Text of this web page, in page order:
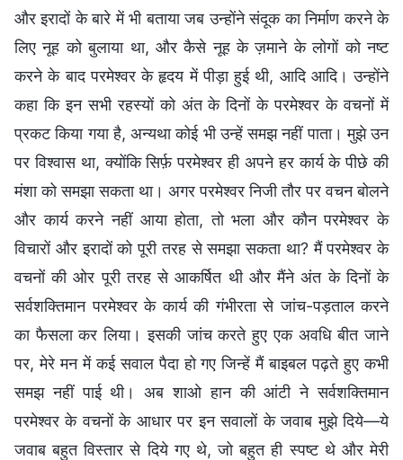
और इरादों के बारे में भी बताया जब उन्होंने संदूक का निर्माण करने के
लिए नूह को बुलाया था, और कैसे नूह के ज़माने के लोगों को नष्ट
करने के बाद परमेश्वर के हृदय में पीड़ा हुई थी, आदि आदि। उन्होंने
कहा कि इन सभी रहस्यों को अंत के दिनों के परमेश्वर के वचनों में
प्रकट किया गया है, अन्यथा कोई भी उन्हें समझ नहीं पाता। मुझे उन
पर विश्वास था, क्योंकि सिर्फ़ परमेश्वर ही अपने हर कार्य के पीछे की
मंशा को समझा सकता था। अगर परमेश्वर निजी तौर पर वचन बोलने
और कार्य करने नहीं आया होता, तो भला और कौन परमेश्वर के
विचारों और इरादों को पूरी तरह से समझा सकता था? मैं परमेश्वर के
वचनों की ओर पूरी तरह से आकर्षित थी और मैंने अंत के दिनों के
सर्वशक्तिमान परमेश्वर के कार्य की गंभीरता से जांच-पड़ताल करने
का फैसला कर लिया। इसकी जांच करते हुए एक अवधि बीत जाने
पर, मेरे मन में कई सवाल पैदा हो गए जिन्हें मैं बाइबल पढ़ते हुए कभी
समझ नहीं पाई थी। अब शाओ हान की आंटी ने सर्वशक्तिमान
परमेश्वर के वचनों के आधार पर इन सवालों के जवाब मुझे दिये—ये
जवाब बहुत विस्तार से दिये गए थे, जो बहुत ही स्पष्ट थे और मेरी